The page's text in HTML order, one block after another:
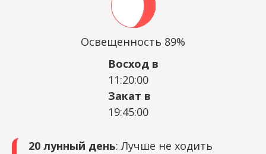
Освещенность 89%
Восход в
11:20:00
Закат в
19:45:00
20 лунный день: Лучше не ходить